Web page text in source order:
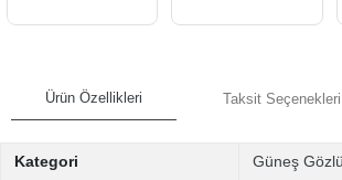
Ürün Özellikleri Taksit Seçenekleri
Kategori Güneş